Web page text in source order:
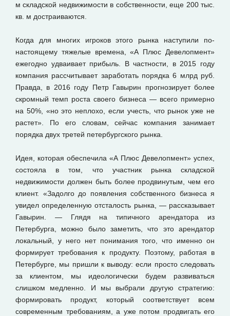
м складской недвижимости в собственности, еще 200 тыс.
кв. м достраиваются.
Когда для многих игроков этого рынка наступили по-
настоящему тяжелые времена, «А Плюс Девелопмент»
ежегодно удваивает прибыль. В частности, в 2015 году
компания рассчитывает заработать порядка 6 млрд руб.
Правда, в 2016 году Петр Гавырин прогнозирует более
скромный темп роста своего бизнеса — всего примерно
на 50%, «но это неплохо, если учесть, что рынок уже не
растет». По его словам, сейчас компания занимает
порядка двух третей петербургского рынка.
Идея, которая обеспечила «А Плюс Девелопмент» успех,
состояла в том, что участник рынка складской
недвижимости должен быть более продвинутым, чем его
клиент. «Задолго до появления собственного бизнеса я
увидел определенную отсталость рынка, — рассказывает
Гавырин. — Глядя на типичного арендатора из
Петербурга, можно было заметить, что это арендатор
локальный, у него нет понимания того, что именно он
формирует требования к продукту. Поэтому, работая в
Петербурге, мы пришли к выводу: если просто следовать
за клиентом, мы идеологически будем развиваться
слишком медленно. И мы выбрали другую стратегию:
формировать продукт, который соответствует всем
современным требованиям, а уже потом продвигать его